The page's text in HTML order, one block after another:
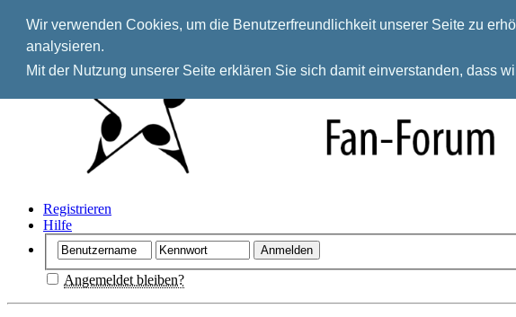
Wir verwenden Cookies, um die Benutzerfreundlichkeit unserer Seite zu
analysieren.
Mit der Nutzung unserer Seite erklären Sie sich damit einverstanden, dass
Registrieren
Hilfe
Angemeldet bleiben?